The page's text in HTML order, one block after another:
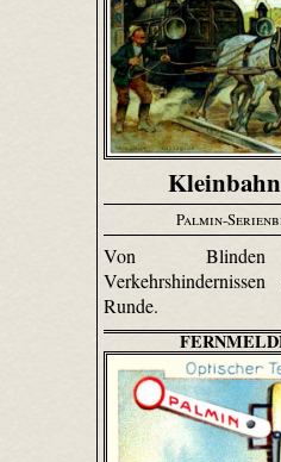
Palmin-
Von Blinden
Runde.